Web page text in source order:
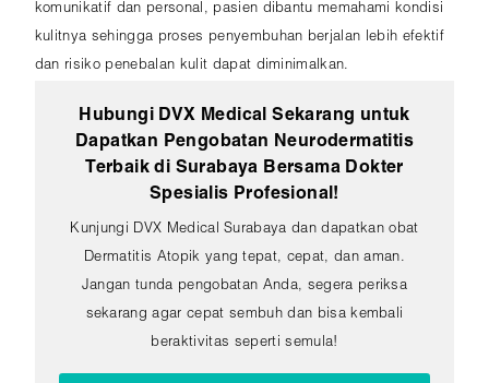
komunikatif dan personal, pasien dibantu memahami kondisi
kulitnya sehingga proses penyembuhan berjalan lebih efektif
dan risiko penebalan kulit dapat diminimalkan.
Hubungi DVX Medical Sekarang untuk
Dapatkan Pengobatan Neurodermatitis
Terbaik di Surabaya Bersama Dokter
Spesialis Profesional!
Kunjungi DVX Medical Surabaya dan dapatkan obat
Dermatitis Atopik yang tepat, cepat, dan aman.
Jangan tunda pengobatan Anda, segera periksa
sekarang agar cepat sembuh dan bisa kembali
beraktivitas seperti semula!